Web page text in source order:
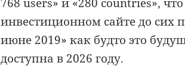
инвестиционном сайте до сих
июне 2019» как будто это
доступна в 2026 году.